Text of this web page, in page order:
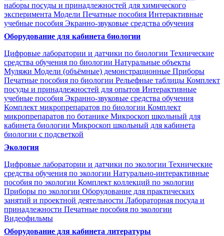
наборы посуды и принадлежностей для химического
эксперимента Модели Печатные пособия Интерактивные
учебные пособия Экранно-звуковые средства обучения
Оборудование для кабинета биологии
Цифровые лаборатории и датчики по биологии Технические
средства обучения по биологии Натуральные объекты
Муляжи Модели (объёмные) демонстрационные Приборы
Печатные пособия по биологии Рельефные таблицы Комплект
посуды и принадлежностей для опытов Интерактивные
учебные пособия Экранно-звуковые средства обучения
Комплект микропрепаратов по биологии Комплект
микропрепаратов по ботанике Микроскоп школьный для
кабинета биологии Микроскоп школьный для кабинета
биологии с подсветкой
Экология
Цифровые лаборатории и датчики по экологии Технические
средства обучения по экологии Натурально-интерактивные
пособия по экологии Комплект коллекций по экологии
Приборы по экологии Оборудование для практических
занятий и проектной деятельности Лабораторная посуда и
принадлежности Печатные пособия по экологии
Видеофильмы
Оборудование для кабинета литературы